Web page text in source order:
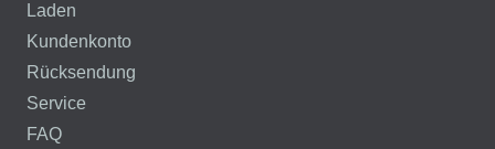
Laden
Kundenkonto
Rücksendung
Service
FAQ